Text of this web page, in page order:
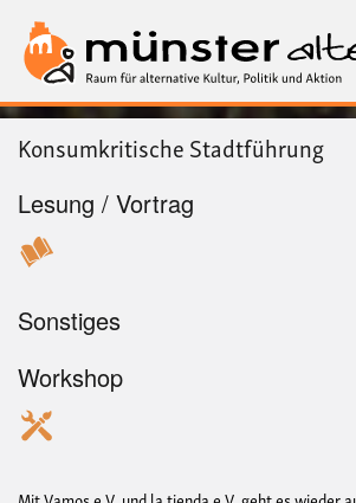
zum
Inhalt
Konsumkritische Stadtführung
Lesung / Vortrag
Sonstiges
Workshop